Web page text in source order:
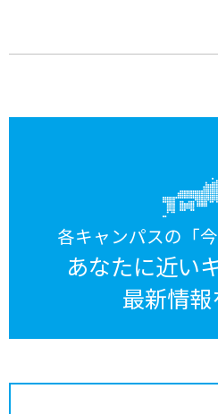
各キャンパスの「
あなたに近い
最新情報